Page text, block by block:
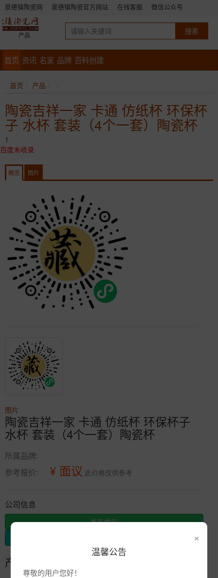
×
温馨公告
尊敬的用户您好！
景德镇陶瓷网 景德镇陶瓷官方网站 在线客服 微信公众号
产品
首页 资讯 名家 品牌 百科创建
首页 产品
陶瓷吉祥一家 卡通 仿纸杯 环保杯
子 水杯 套装（4个一套）陶瓷杯
1
百度未收录
概览 图片
图片
陶瓷吉祥一家 卡通 仿纸杯 环保杯子
水杯 套装（4个一套）陶瓷杯
所属品牌:
参考报价:
¥ 面议 此价格仅供参考
公司信息
发布供应
产品参数